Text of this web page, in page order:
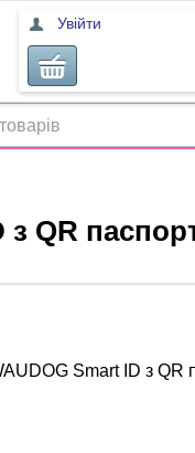
Увійти
з QR
Smart ID з QR